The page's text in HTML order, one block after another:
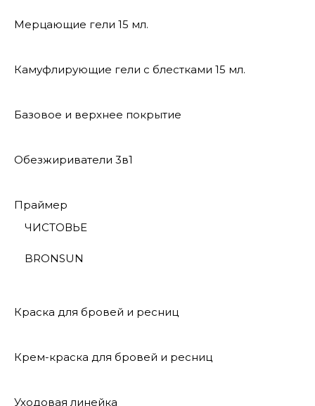
Мерцающие гели 15 мл.
Камуфлирующие гели с блестками 15 мл.
Базовое и верхнее покрытие
Обезжириватели 3в1
Праймер
ЧИСТОВЬЕ
BRONSUN
Краска для бровей и ресниц
Крем-краска для бровей и ресниц
Уходовая линейка